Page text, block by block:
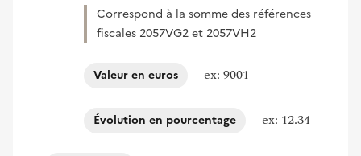
Correspond à la somme des références
fiscales 2057VG2 et 2057VH2
Valeur en euros ex: 9001
Évolution en pourcentage ex: 12.34